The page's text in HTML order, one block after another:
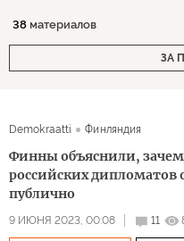
38 материалов
ЗА
Demokraatti Финляндия
Финны объяснили,
российских дипломатов
публично
9 ИЮНЯ 2023, 00:08 11